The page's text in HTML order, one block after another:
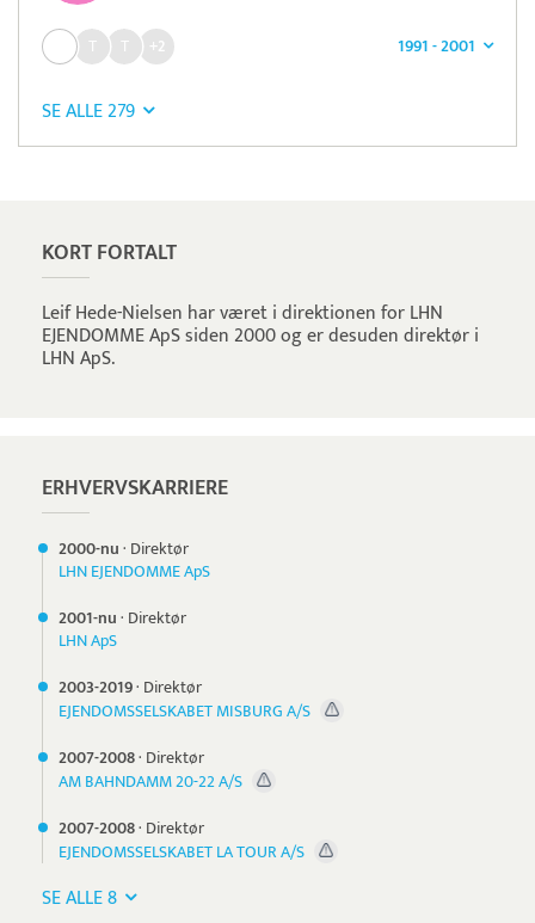
1991 - 2001
+2
SE ALLE 279
KORT FORTALT
Leif Hede-Nielsen har været i direktionen for LHN
EJENDOMME ApS siden 2000 og er desuden direktør i
LHN ApS.
ERHVERVSKARRIERE
2000-nu· Direktør
LHN EJENDOMME ApS
2001-nu· Direktør
LHN ApS
2003-2019· Direktør
EJENDOMSSELSKABET MISBURG A/S
2007-2008· Direktør
AM BAHNDAMM 20-22 A/S
2007-2008· Direktør
EJENDOMSSELSKABET LA TOUR A/S
SE ALLE 8